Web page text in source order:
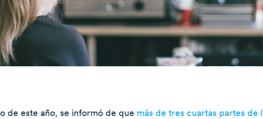
de este año, se informó de que más de tres cuartas partes de